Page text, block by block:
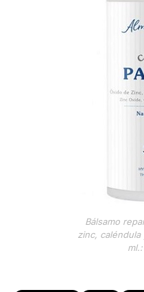
Bálsamo
zinc, caléndula